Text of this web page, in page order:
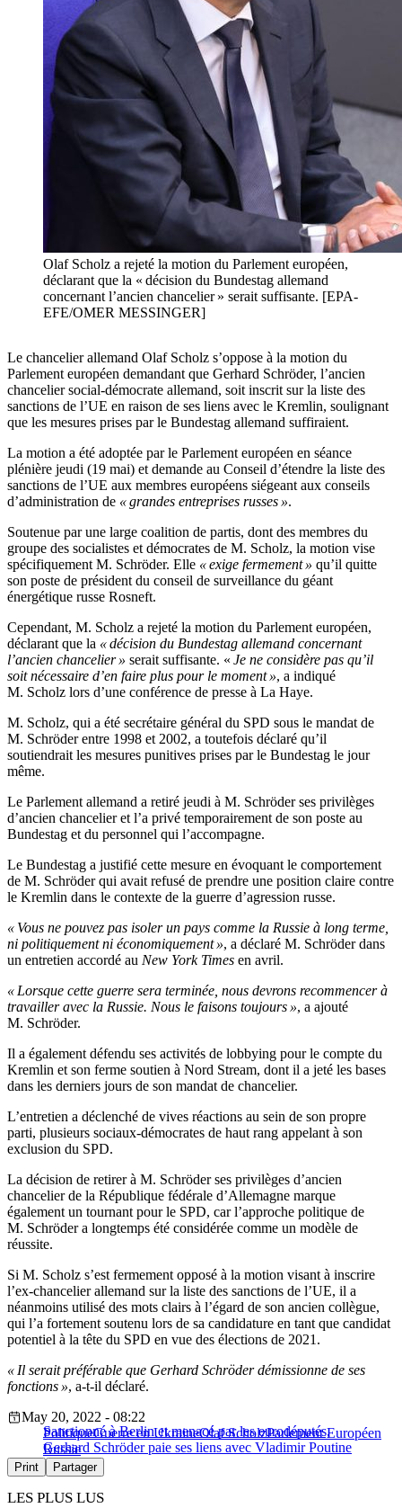
Olaf Scholz a rejeté la motion du Parlement européen,
déclarant que la « décision du Bundestag allemand
concernant l’ancien chancelier » serait suffisante. [EPA-
EFE/OMER MESSINGER]
Le chancelier allemand Olaf Scholz s’oppose à la motion du
Parlement européen demandant que Gerhard Schröder, l’ancien
chancelier social-démocrate allemand, soit inscrit sur la liste des
sanctions de l’UE en raison de ses liens avec le Kremlin, soulignant
que les mesures prises par le Bundestag allemand suffiraient.
La motion a été adoptée par le Parlement européen en séance
plénière jeudi (19 mai) et demande au Conseil d’étendre la liste des
sanctions de l’UE aux membres européens siégeant aux conseils
d’administration de « grandes entreprises russes ».
Soutenue par une large coalition de partis, dont des membres du
groupe des socialistes et démocrates de M. Scholz, la motion vise
spécifiquement M. Schröder. Elle « exige fermement » qu’il quitte
son poste de président du conseil de surveillance du géant
énergétique russe Rosneft.
Cependant, M. Scholz a rejeté la motion du Parlement européen,
déclarant que la « décision du Bundestag allemand concernant
l’ancien chancelier » serait suffisante. « Je ne considère pas qu’il
soit nécessaire d’en faire plus pour le moment », a indiqué
M. Scholz lors d’une conférence de presse à La Haye.
M. Scholz, qui a été secrétaire général du SPD sous le mandat de
M. Schröder entre 1998 et 2002, a toutefois déclaré qu’il
soutiendrait les mesures punitives prises par le Bundestag le jour
même.
Le Parlement allemand a retiré jeudi à M. Schröder ses privilèges
d’ancien chancelier et l’a privé temporairement de son poste au
Bundestag et du personnel qui l’accompagne.
Le Bundestag a justifié cette mesure en évoquant le comportement
de M. Schröder qui avait refusé de prendre une position claire contre
le Kremlin dans le contexte de la guerre d’agression russe.
« Vous ne pouvez pas isoler un pays comme la Russie à long terme,
ni politiquement ni économiquement », a déclaré M. Schröder dans
un entretien accordé au New York Times en avril.
« Lorsque cette guerre sera terminée, nous devrons recommencer à
travailler avec la Russie. Nous le faisons toujours », a ajouté
M. Schröder.
Il a également défendu ses activités de lobbying pour le compte du
Kremlin et son ferme soutien à Nord Stream, dont il a jeté les bases
dans les derniers jours de son mandat de chancelier.
L’entretien a déclenché de vives réactions au sein de son propre
parti, plusieurs sociaux-démocrates de haut rang appelant à son
exclusion du SPD.
La décision de retirer à M. Schröder ses privilèges d’ancien
chancelier de la République fédérale d’Allemagne marque
également un tournant pour le SPD, car l’approche politique de
M. Schröder a longtemps été considérée comme un modèle de
réussite.
Si M. Scholz s’est fermement opposé à la motion visant à inscrire
l’ex-chancelier allemand sur la liste des sanctions de l’UE, il a
néanmoins utilisé des mots clairs à l’égard de son ancien collègue,
qui l’a fortement soutenu lors de sa candidature en tant que candidat
potentiel à la tête du SPD en vue des élections de 2021.
« Il serait préférable que Gerhard Schröder démissionne de ses
fonctions », a-t-il déclaré.
Sanctionné à Berlin et menacé par les eurodéputés,
Gerhard Schröder paie ses liens avec Vladimir Poutine
May 20, 2022 - 08:22
PolitiqueGuerre en UkraineOlaf ScholzParlement Européen
Russie
Print Partager
LES PLUS LUS